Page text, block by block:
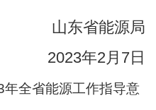
山东省能源局
2023年2月7日
年全省能源工作指导意